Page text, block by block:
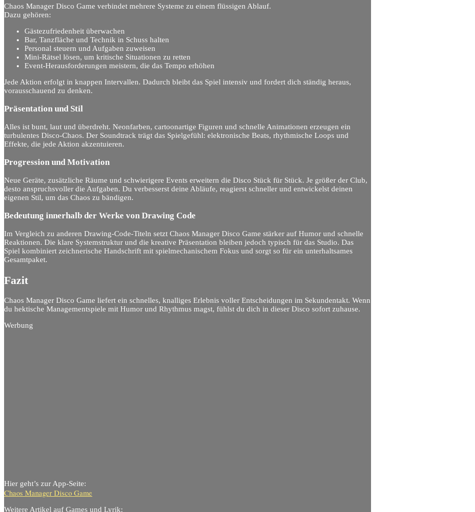
Chaos Manager Disco Game verbindet mehrere Systeme zu einem flüssigen Ablauf.
Dazu gehören:
Gästezufriedenheit überwachen
Bar, Tanzfläche und Technik in Schuss halten
Personal steuern und Aufgaben zuweisen
Mini-Rätsel lösen, um kritische Situationen zu retten
Event-Herausforderungen meistern, die das Tempo erhöhen
Jede Aktion erfolgt in knappen Intervallen. Dadurch bleibt das Spiel intensiv und fordert dich ständig heraus,
vorausschauend zu denken.
Präsentation und Stil
Alles ist bunt, laut und überdreht. Neonfarben, cartoonartige Figuren und schnelle Animationen erzeugen ein
turbulentes Disco-Chaos. Der Soundtrack trägt das Spielgefühl: elektronische Beats, rhythmische Loops und
Effekte, die jede Aktion akzentuieren.
Progression und Motivation
Neue Geräte, zusätzliche Räume und schwierigere Events erweitern die Disco Stück für Stück. Je größer der Club,
desto anspruchsvoller die Aufgaben. Du verbesserst deine Abläufe, reagierst schneller und entwickelst deinen
eigenen Stil, um das Chaos zu bändigen.
Bedeutung innerhalb der Werke von Drawing Code
Im Vergleich zu anderen Drawing-Code-Titeln setzt Chaos Manager Disco Game stärker auf Humor und schnelle
Reaktionen. Die klare Systemstruktur und die kreative Präsentation bleiben jedoch typisch für das Studio. Das
Spiel kombiniert zeichnerische Handschrift mit spielmechanischem Fokus und sorgt so für ein unterhaltsames
Gesamtpaket.
Fazit
Chaos Manager Disco Game liefert ein schnelles, knalliges Erlebnis voller Entscheidungen im Sekundentakt. Wenn
du hektische Managementspiele mit Humor und Rhythmus magst, fühlst du dich in dieser Disco sofort zuhause.
Werbung
Hier geht’s zur App-Seite:
Chaos Manager Disco Game
Weitere Artikel auf Games und Lyrik: